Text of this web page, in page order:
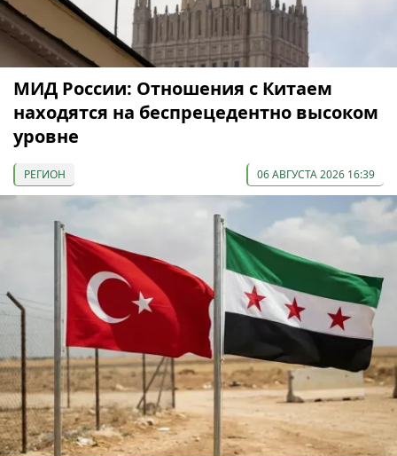
МИД России: Отношения с Китаем
находятся на беспрецедентно высоком
уровне
РЕГИОН 06 АВГУСТА 2026 16:39